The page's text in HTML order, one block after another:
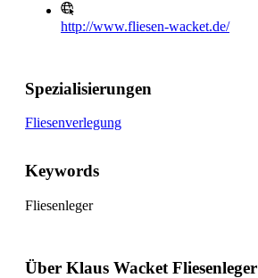
http://www.fliesen-wacket.de/
Spezialisierungen
Fliesenverlegung
Keywords
Fliesenleger
Über Klaus Wacket Fliesenleger